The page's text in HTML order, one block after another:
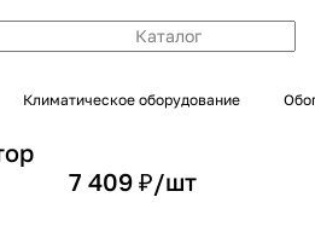
Каталог
Климатическое оборудование
7 409 ₽/шт